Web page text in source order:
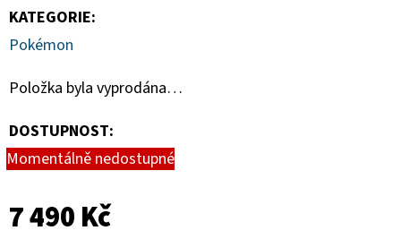
KATEGORIE:
Pokémon
Položka byla vyprodána…
DOSTUPNOST:
Momentálně nedostupné
7 490 Kč